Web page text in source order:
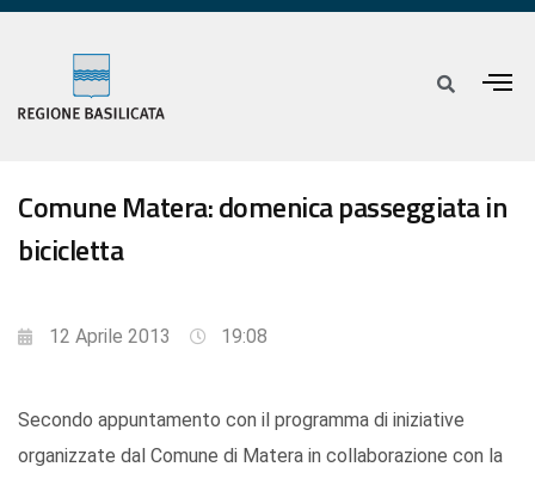
Comune Matera: domenica passeggiata in
bicicletta
12 Aprile 2013 19:08
Secondo appuntamento con il programma di iniziative
organizzate dal Comune di Matera in collaborazione con la